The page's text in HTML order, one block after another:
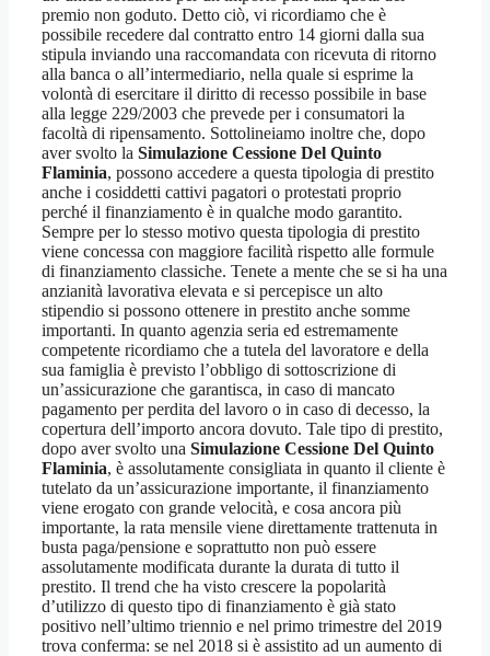
premio non goduto. Detto ciò, vi ricordiamo che è
possibile recedere dal contratto entro 14 giorni dalla sua
stipula inviando una raccomandata con ricevuta di ritorno
alla banca o all’intermediario, nella quale si esprime la
volontà di esercitare il diritto di recesso possibile in base
alla legge 229/2003 che prevede per i consumatori la
facoltà di ripensamento. Sottolineiamo inoltre che, dopo
aver svolto la Simulazione Cessione Del Quinto
Flaminia, possono accedere a questa tipologia di prestito
anche i cosiddetti cattivi pagatori o protestati proprio
perché il finanziamento è in qualche modo garantito.
Sempre per lo stesso motivo questa tipologia di prestito
viene concessa con maggiore facilità rispetto alle formule
di finanziamento classiche. Tenete a mente che se si ha una
anzianità lavorativa elevata e si percepisce un alto
stipendio si possono ottenere in prestito anche somme
importanti. In quanto agenzia seria ed estremamente
competente ricordiamo che a tutela del lavoratore e della
sua famiglia è previsto l’obbligo di sottoscrizione di
un’assicurazione che garantisca, in caso di mancato
pagamento per perdita del lavoro o in caso di decesso, la
copertura dell’importo ancora dovuto. Tale tipo di prestito,
dopo aver svolto una Simulazione Cessione Del Quinto
Flaminia, è assolutamente consigliata in quanto il cliente è
tutelato da un’assicurazione importante, il finanziamento
viene erogato con grande velocità, e cosa ancora più
importante, la rata mensile viene direttamente trattenuta in
busta paga/pensione e soprattutto non può essere
assolutamente modificata durante la durata di tutto il
prestito. Il trend che ha visto crescere la popolarità
d’utilizzo di questo tipo di finanziamento è già stato
positivo nell’ultimo triennio e nel primo trimestre del 2019
trova conferma: se nel 2018 si è assistito ad un aumento di